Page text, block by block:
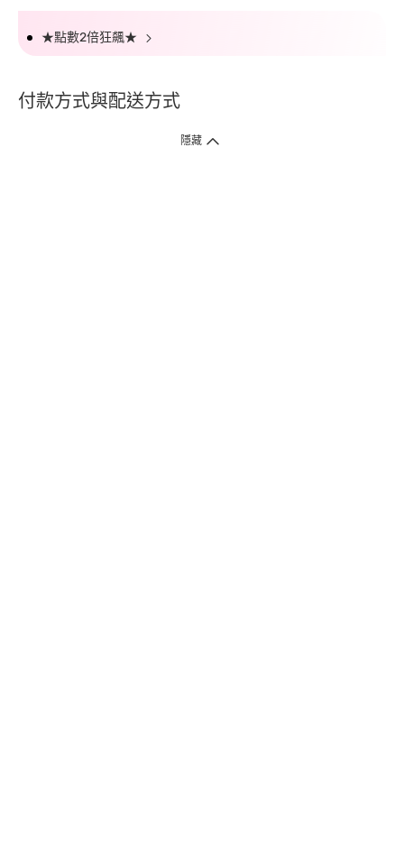
★點數2倍狂飆★
付款方式與配送方式
隱藏